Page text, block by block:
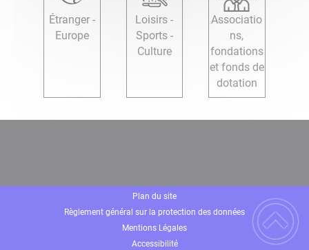
Étranger -
Europe
Loisirs -
Sports -
Culture
Associatio
ns,
fondations
et fonds de
dotation
Plan du site
Règlement général sur la protection des données
Mentions Légales
Accessibilité